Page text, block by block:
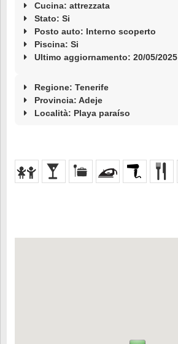
Cucina: attrezzata
Stato: Si
Posto auto: Interno scoperto
Piscina: Si
Ultimo aggiornamento: 20/05/2025
Regione: Tenerife
Provincia: Adeje
Località: Playa paraíso